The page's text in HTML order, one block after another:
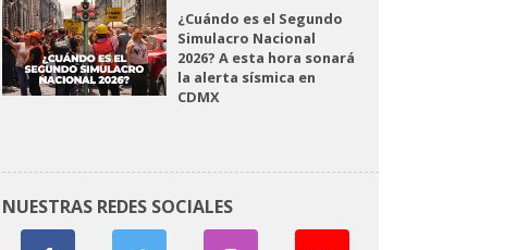
¿Cuándo es el Segundo
Simulacro Nacional
2026? A esta hora sonará
la alerta sísmica en
CDMX
NUESTRAS REDES SOCIALES